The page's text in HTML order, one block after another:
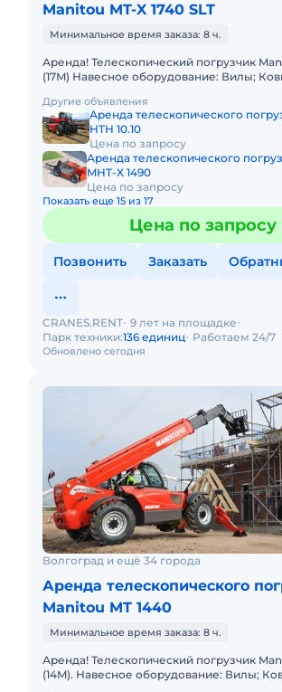
Manitou MT-X 1740 SLT
Минимальное время заказа: 8 ч.
Аренда! Телескопический погрузчик Manitou MT 1740
(17M) Навесное оборудование: Вилы;
Высота подъема
Другие объявления
Аренда телескопического
HTH 10.10
Цена по запросу
Аренда телескопического
MHT-X 1490
Цена по запросу
Показать еще 15 из 17
Цена по запросу
Позвонить Заказать
Обновлено сегодня
CRANES.RENT 9 лет на площадке
Парк техники:136 единиц Работаем 24/7
Волгоград и ещё 34 города
Аренда телескопического
Manitou MT 1440
Минимальное время заказа: 8 ч.
Аренда! Телескопический погрузчик
(14M). Навесное оборудование: Вилы;